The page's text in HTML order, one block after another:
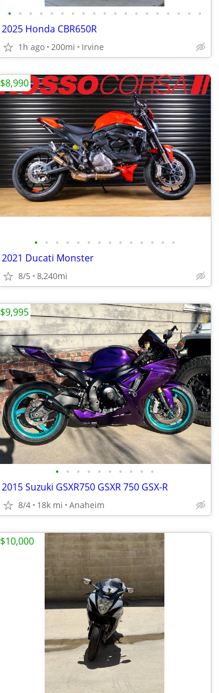
• • • • • • • • • • • • • • • • • • •
2025 Honda CBR650R
1h ago 200mi Irvine
• • • • • • • • • • • • • •
2021 Ducati Monster
8/5 8,240mi
$8,990
• • • • • • • • • •
2015 Suzuki GSXR750 GSXR 750 GSX-R
8/4 18k mi Anaheim
$9,995
$10,000